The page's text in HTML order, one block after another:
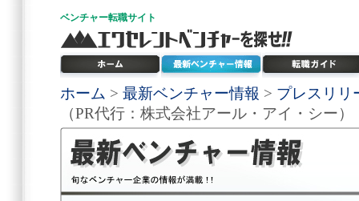
ベンチャー転職サイト
ホーム > 最新ベンチャー情報 > プレスリリ
（PR代行：株式会社アール・アイ・シー）